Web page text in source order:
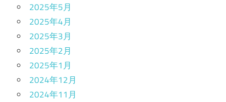
2025年5月
2025年4月
2025年3月
2025年2月
2025年1月
2024年12月
2024年11月